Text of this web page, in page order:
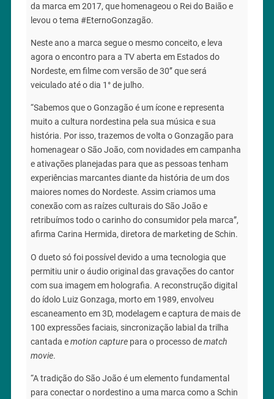
da marca em 2017, que homenageou o Rei do Baião e
levou o tema #EternoGonzagão.
Neste ano a marca segue o mesmo conceito, e leva
agora o encontro para a TV aberta em Estados do
Nordeste, em filme com versão de 30’’ que será
veiculado até o dia 1° de julho.
“Sabemos que o Gonzagão é um ícone e representa
muito a cultura nordestina pela sua música e sua
história. Por isso, trazemos de volta o Gonzagão para
homenagear o São João, com novidades em campanha
e ativações planejadas para que as pessoas tenham
experiências marcantes diante da história de um dos
maiores nomes do Nordeste. Assim criamos uma
conexão com as raízes culturais do São João e
retribuímos todo o carinho do consumidor pela marca”,
afirma Carina Hermida, diretora de marketing de Schin.
O dueto só foi possível devido a uma tecnologia que
permitiu unir o áudio original das gravações do cantor
com sua imagem em holografia. A reconstrução digital
do ídolo Luiz Gonzaga, morto em 1989, envolveu
escaneamento em 3D, modelagem e captura de mais de
100 expressões faciais, sincronização labial da trilha
cantada emotion capturepara o processo dematch
movie.
“A tradição do São João é um elemento fundamental
para conectar o nordestino a uma marca como a Schin